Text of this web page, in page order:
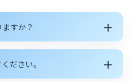
すか？ ＋
ださい。 ＋